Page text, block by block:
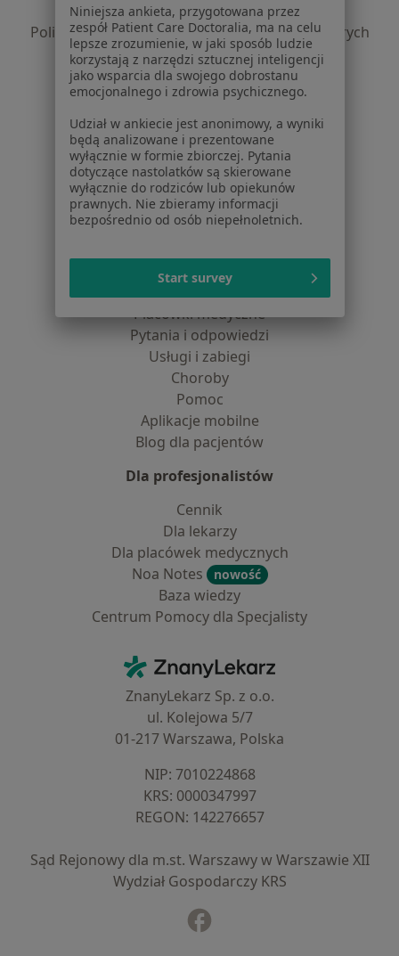
Polityka prywatności profesjonalistów
Polityka prywatności dla profesjonalistów, których
dane pozyskaliśmy samodzielnie
Polityka cookies
Jak działają wyniki wyszukiwania
Dostępność
O nas
Praca Rekrutujemy!
Partnerzy
Centrum prasowe
Kontakt
Dla pacjentów
Placówki medyczne
Pytania i odpowiedzi
Usługi i zabiegi
Choroby
Pomoc
Aplikacje mobilne
Blog dla pacjentów
Dla profesjonalistów
Cennik
Dla lekarzy
Dla placówek medycznych
Noa Notes
nowość
Baza wiedzy
Centrum Pomocy dla Specjalisty
ZnanyLekarz - Strona główna
ZnanyLekarz Sp. z o.o.
ul. Kolejowa 5/7
01-217 Warszawa, Polska
NIP: ⁠7010224868
KRS: ⁠0000347997
REGON: ⁠142276657
Sąd Rejonowy dla m.st. Warszawy w Warszawie XII
Wydział Gospodarczy KRS
Niniejsza ankieta, przygotowana przez
zespół Patient Care Doctoralia, ma na celu
lepsze zrozumienie, w jaki sposób ludzie
korzystają z narzędzi sztucznej inteligencji
jako wsparcia dla swojego dobrostanu
emocjonalnego i zdrowia psychicznego.
Udział w ankiecie jest anonimowy, a wyniki
będą analizowane i prezentowane
wyłącznie w formie zbiorczej. Pytania
dotyczące nastolatków są skierowane
wyłącznie do rodziców lub opiekunów
prawnych. Nie zbieramy informacji
bezpośrednio od osób niepełnoletnich.
Start survey